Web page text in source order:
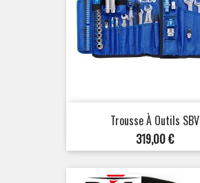
Trousse À Outils SBV
Prix
319,00 €